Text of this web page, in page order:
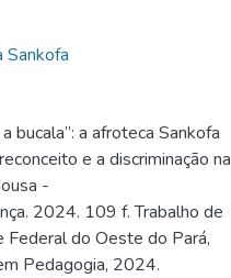
bucala”: a afroteca Sankofa
e a discriminação na
-
2024. 109 f. Trabalho de
Federal do Oeste do Pará,
Pedagogia, 2024.